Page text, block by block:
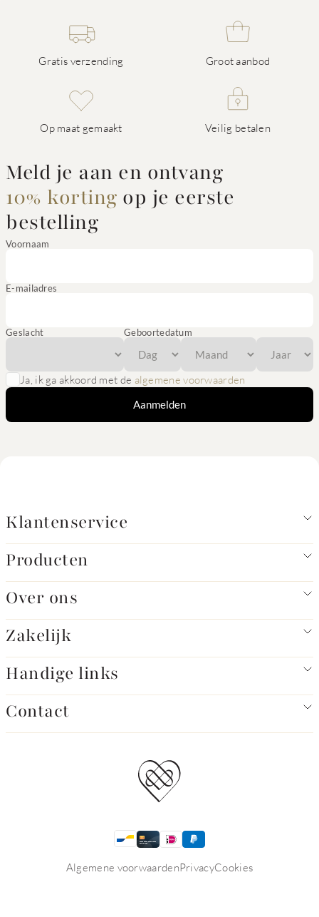
Gratis verzending Groot aanbod
Op maat gemaakt Veilig betalen
Meld je aan en ontvang
10% korting op je eerste
bestelling
Voornaam
E-mailadres
Geslacht Geboortedatum
Ja, ik ga akkoord met de algemene voorwaarden
Aanmelden
Klantenservice
Producten
Over ons
Zakelijk
Handige links
Contact
Algemene voorwaardenPrivacyCookies